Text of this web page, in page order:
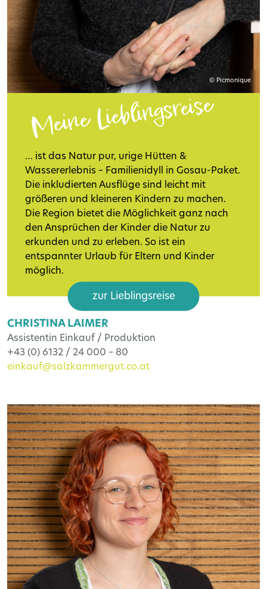
© Picmonique
Meine Lieblingsreise
… ist das Natur pur, urige Hütten &
Wassererlebnis – Familienidyll in Gosau-Paket.
Die inkludierten Ausflüge sind leicht mit
größeren und kleineren Kindern zu machen.
Die Region bietet die Möglichkeit ganz nach
den Ansprüchen der Kinder die Natur zu
erkunden und zu erleben. So ist ein
entspannter Urlaub für Eltern und Kinder
möglich.
zur Lieblingsreise
CHRISTINA LAIMER
Assistentin Einkauf / Produktion
+43 (0) 6132 / 24 000 – 80
einkauf@salzkammergut.co.at